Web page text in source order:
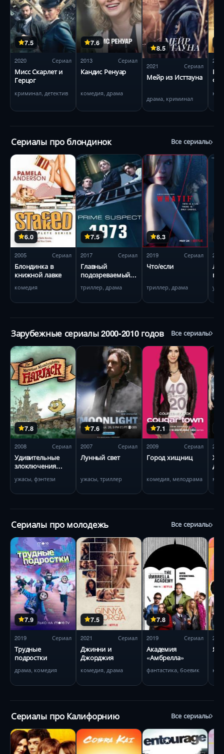
7.5
2020 Сериал
Мисс Скарлет и
Герцог
криминал, детектив
7.6
2013 Сериал
Кандис Ренуар
комедия, драма
8.5
2021 Сериал
Мейр из Исттауна
драма, криминал
2017
Сериалы про блондинок Все сериалы
6.0
2005 Сериал
Блондинка в
книжной лавке
комедия
7.5
2017 Сериал
Главный
подозреваемый
триллер, драма
6.3
2019 Сериал
Что/если
триллер, драма
2018
Зарубежные сериалы 2000-2010 годов Все сериалы
7.8
2008 Сериал
Удивительные
злоключения
ужасы, фэнтези
7.6
2007 Сериал
Лунный свет
ужасы, триллер
7.1
2009 Сериал
Город хищниц
комедия, мелодрама
2003
Сериалы про молодежь Все сериалы
7.9
2019 Сериал
Трудные
подростки
драма, комедия
7.5
2021 Сериал
Джинни и
Джорджия
комедия, драма
7.8
2019 Сериал
Академия
«Амбрелла»
фантастика, боевик
2020
Я
Сериалы про Калифорнию Все сериалы